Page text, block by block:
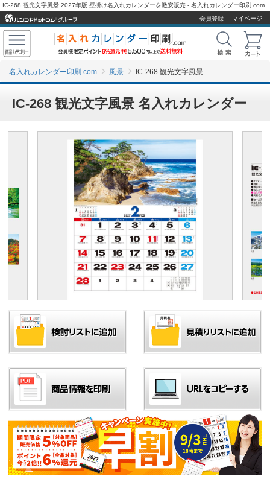
IC-268 観光文字風景 2027年版 壁掛け名入れカレンダーを激安販売 - 名入れカレンダー印刷.com
会員登録
マイページ
名入れカレンダー印刷.com 風景 IC-268 観光文字風景
IC-268 観光文字風景 名入れカレンダー